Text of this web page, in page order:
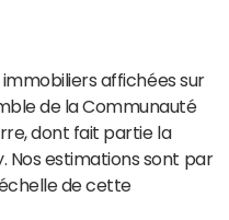
immobiliers affichées sur
de la Communauté
dont fait partie la
Nos estimations sont par
de cette